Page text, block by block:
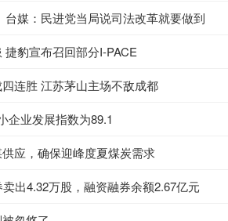
媒：民进党当局说司法改革就要做到
豹宣布召回部分I-PACE
连胜 江苏茅山主场不敌成都
企业发展指数为89.1
应，确保迎峰度夏煤炭需求
出4.32万股，融资融券余额2.67亿元